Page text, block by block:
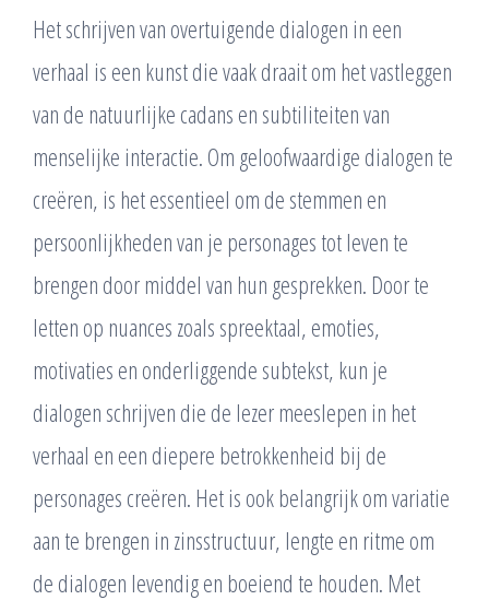
Het schrijven van overtuigende dialogen in een
verhaal is een kunst die vaak draait om het vastleggen
van de natuurlijke cadans en subtiliteiten van
menselijke interactie. Om geloofwaardige dialogen te
creëren, is het essentieel om de stemmen en
persoonlijkheden van je personages tot leven te
brengen door middel van hun gesprekken. Door te
letten op nuances zoals spreektaal, emoties,
motivaties en onderliggende subtekst, kun je
dialogen schrijven die de lezer meeslepen in het
verhaal en een diepere betrokkenheid bij de
personages creëren. Het is ook belangrijk om variatie
aan te brengen in zinsstructuur, lengte en ritme om
de dialogen levendig en boeiend te houden. Met